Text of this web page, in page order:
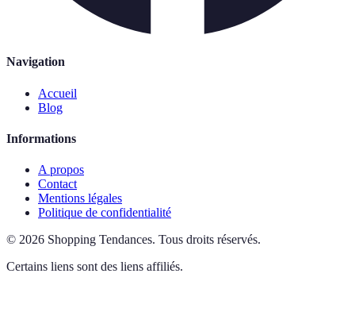
Navigation
Accueil
Blog
Informations
A propos
Contact
Mentions légales
Politique de confidentialité
© 2026 Shopping Tendances. Tous droits réservés.
Certains liens sont des liens affiliés.